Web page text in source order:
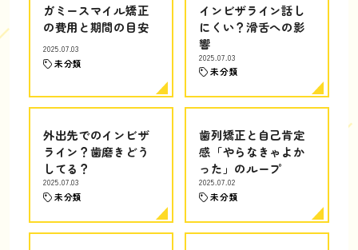
ガミースマイル矯正
の費用と期間の目安
2025.07.03
未分類
インビザライン話し
にくい？滑舌への影
響
2025.07.03
未分類
外出先でのインビザ
ライン？歯磨きどう
してる？
2025.07.03
未分類
歯列矯正と自己肯定
感「やらなきゃよか
った」のループ
2025.07.02
未分類